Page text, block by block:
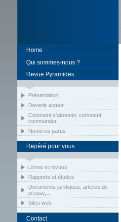
Home
Qui sommes-nous ?
Revue Pyramides
Présentation
Devenir auteur
Comment s’abonner, comment
commander
Numéros parus
Repéré pour vous
Livres et revues
Rapports et études
Documents juridiques, articles de
presse,...
Sites web
Contact